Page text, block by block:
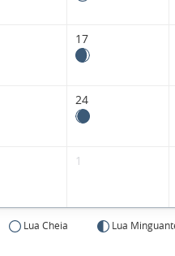
17
24
1
Lua Cheia Lua